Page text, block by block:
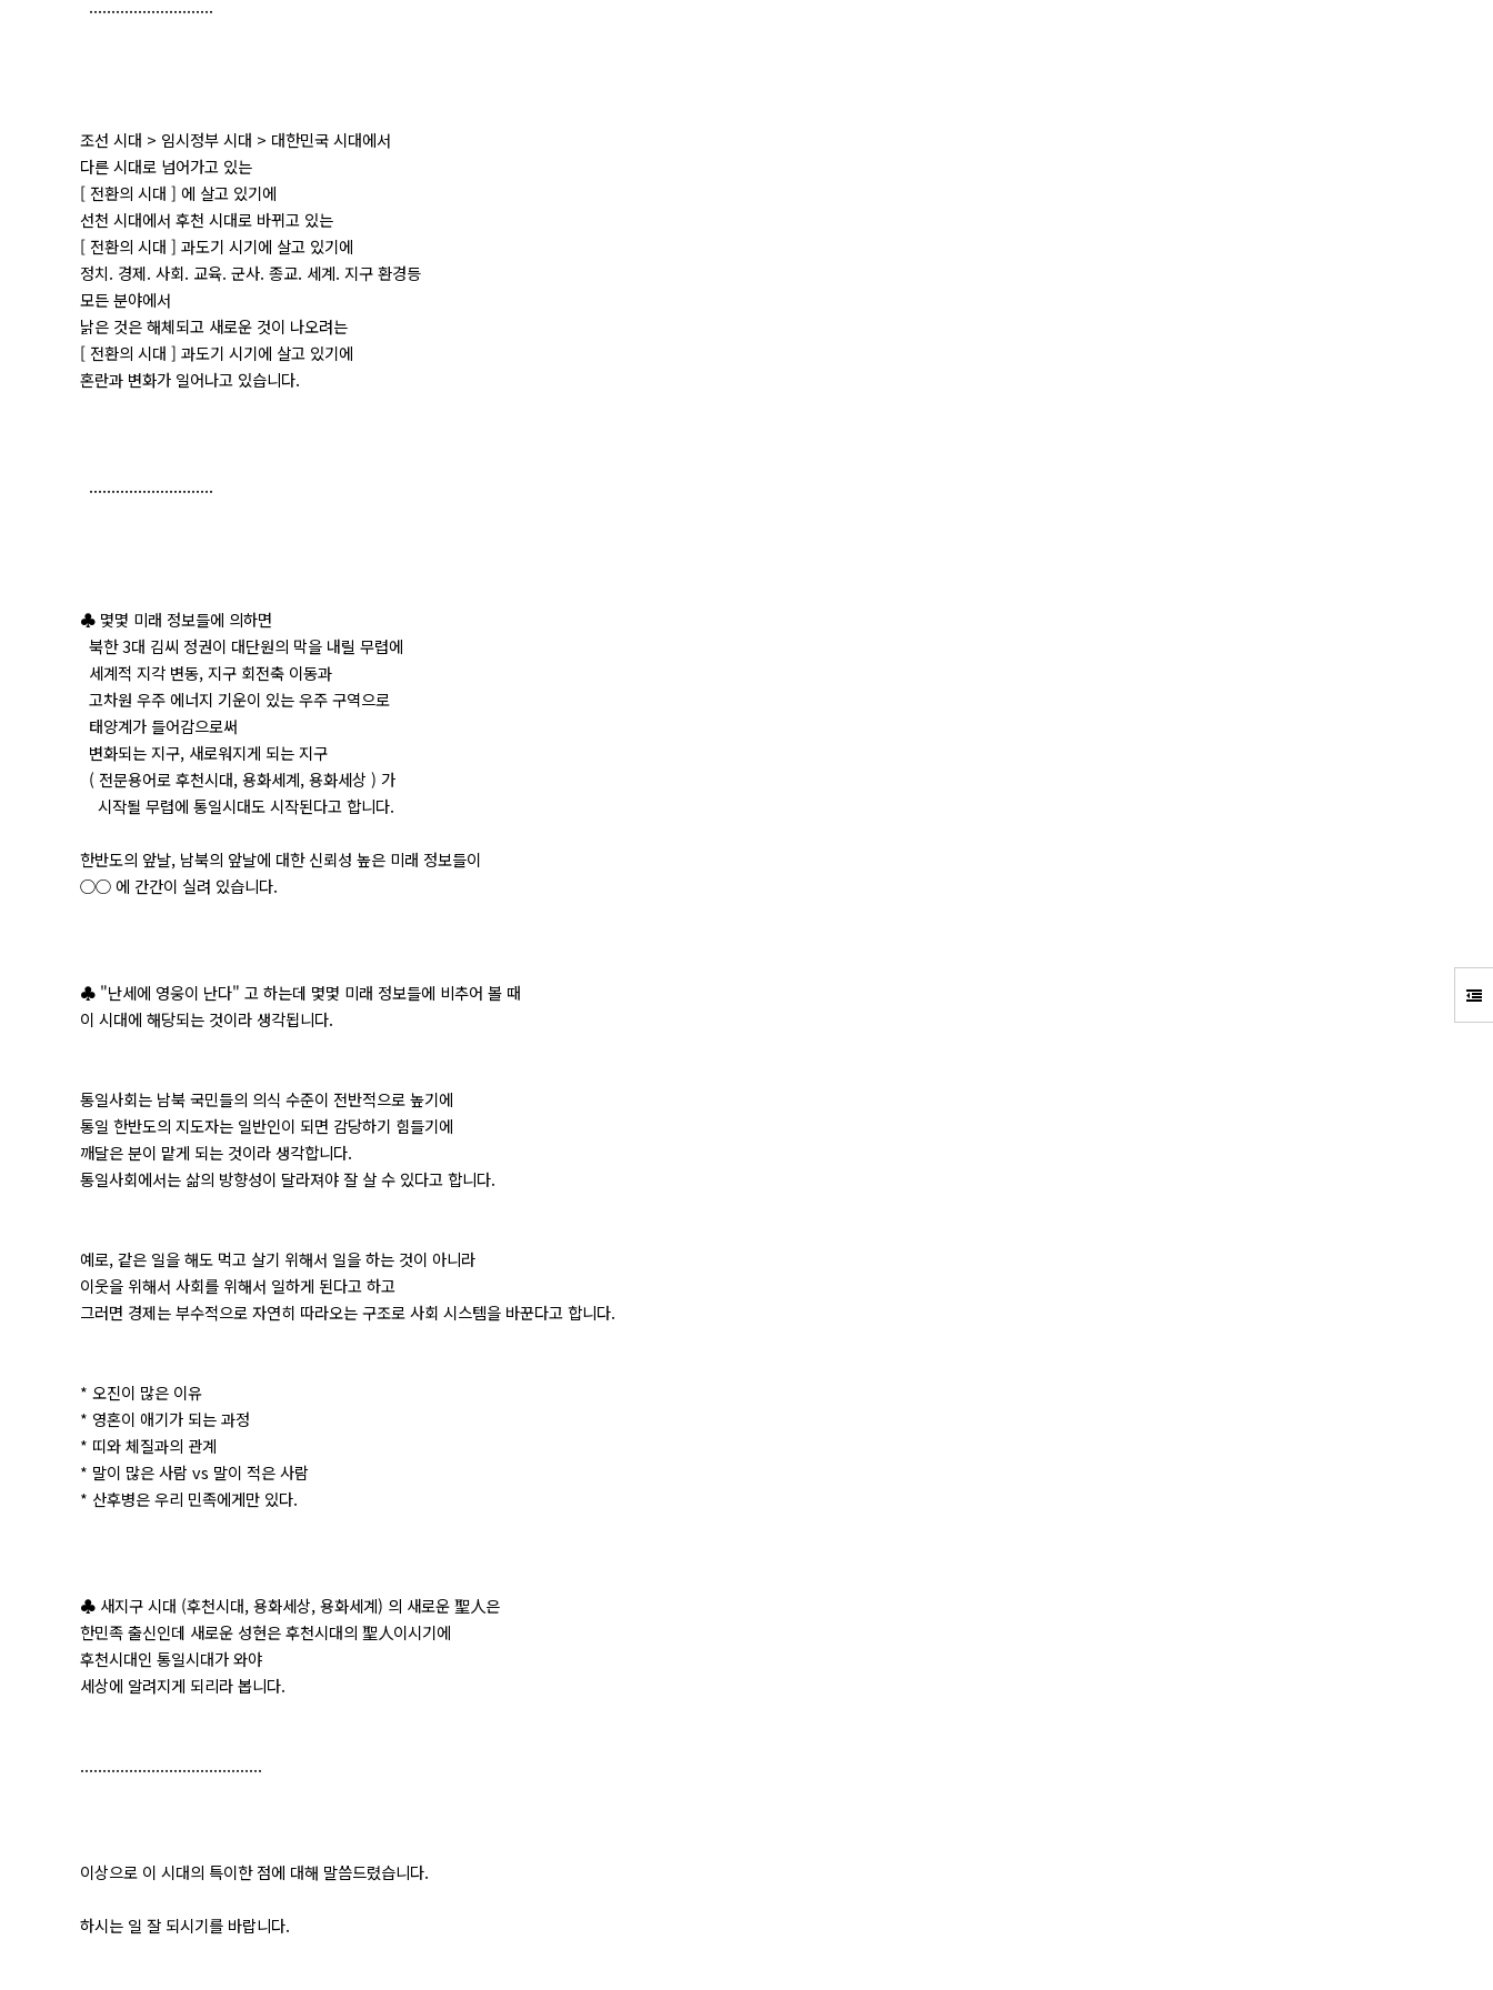
............................
조선 시대 > 임시정부 시대 > 대한민국 시대에서
다른 시대로 넘어가고 있는
[ 전환의 시대 ] 에 살고 있기에
선천 시대에서 후천 시대로 바뀌고 있는
[ 전환의 시대 ] 과도기 시기에 살고 있기에
정치. 경제. 사회. 교육. 군사. 종교. 세계. 지구 환경등
모든 분야에서
낡은 것은 해체되고 새로운 것이 나오려는
[ 전환의 시대 ] 과도기 시기에 살고 있기에
혼란과 변화가 일어나고 있습니다.
............................
♣ 몇몇 미래 정보들에 의하면
북한 3대 김씨 정권이 대단원의 막을 내릴 무렵에
세계적 지각 변동, 지구 회전축 이동과
고차원 우주 에너지 기운이 있는 우주 구역으로
태양계가 들어감으로써
변화되는 지구, 새로워지게 되는 지구
( 전문용어로 후천시대, 용화세계, 용화세상 ) 가
시작될 무렵에 통일시대도 시작된다고 합니다.
한반도의 앞날, 남북의 앞날에 대한 신뢰성 높은 미래 정보들이
○○ 에 간간이 실려 있습니다.
♣ "난세에 영웅이 난다" 고 하는데 몇몇 미래 정보들에 비추어 볼 때
이 시대에 해당되는 것이라 생각됩니다.
통일사회는 남북 국민들의 의식 수준이 전반적으로 높기에
통일 한반도의 지도자는 일반인이 되면 감당하기 힘들기에
깨달은 분이 맡게 되는 것이라 생각합니다.
통일사회에서는 삶의 방향성이 달라져야 잘 살 수 있다고 합니다.
예로, 같은 일을 해도 먹고 살기 위해서 일을 하는 것이 아니라
이웃을 위해서 사회를 위해서 일하게 된다고 하고
그러면 경제는 부수적으로 자연히 따라오는 구조로 사회 시스템을 바꾼다고 합니다.
* 오진이 많은 이유
* 영혼이 애기가 되는 과정
* 띠와 체질과의 관계
* 말이 많은 사람 vs 말이 적은 사람
* 산후병은 우리 민족에게만 있다.
♣ 새지구 시대 (후천시대, 용화세상, 용화세계) 의 새로운 聖人은
한민족 출신인데 새로운 성현은 후천시대의 聖人이시기에
후천시대인 통일시대가 와야
세상에 알려지게 되리라 봅니다.
.........................................
이상으로 이 시대의 특이한 점에 대해 말씀드렸습니다.
하시는 일 잘 되시기를 바랍니다.